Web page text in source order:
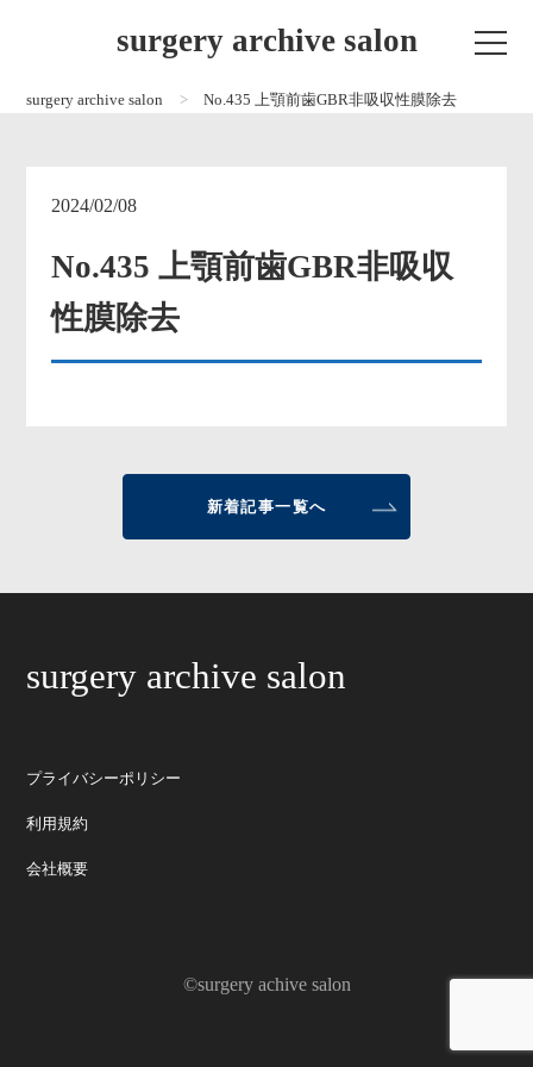
surgery archive salon
surgery archive salon No.435 上顎前歯GBR非吸収性膜除去
2024/02/08
No.435 上顎前歯GBR非吸収
性膜除去
新着記事一覧へ
surgery archive salon
プライバシーポリシー
利用規約
会社概要
©surgery achive salon